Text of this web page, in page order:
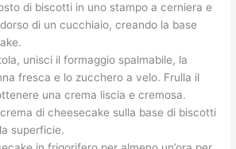
di biscotti in uno stampo a cerniera e
di un cucchiaio, creando la base
unisci il formaggio spalmabile, la
fresca e lo zucchero a velo. Frulla il
una crema liscia e cremosa.
di cheesecake sulla base di biscotti
superficie.